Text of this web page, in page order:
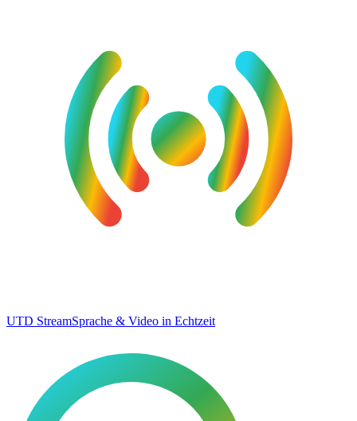
UTD StreamSprache & Video in Echtzeit